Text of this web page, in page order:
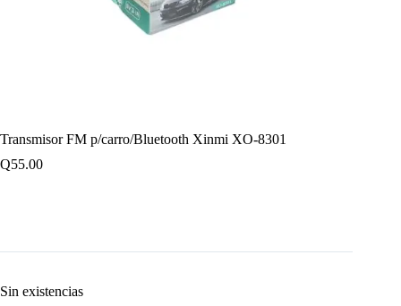
Transmisor FM p/carro/Bluetooth Xinmi XO-8301
Q55.00
Sin existencias